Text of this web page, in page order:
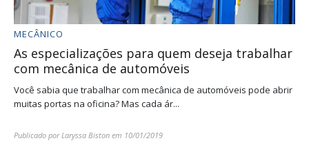
MECÂNICO
As especializações para quem deseja trabalhar
com mecânica de automóveis
Você sabia que trabalhar com mecânica de automóveis pode abrir
muitas portas na oficina? Mas cada ár...
Publicado porLaryssa Biston em 10/01/2019